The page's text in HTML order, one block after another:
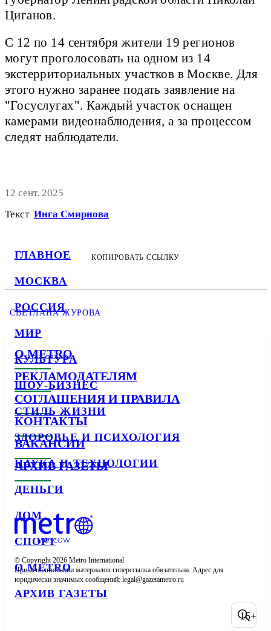
ГЛАВНОЕ
МОСКВА
РОССИЯ
МИР
КУЛЬТУРА
ШОУ-БИЗНЕС
СТИЛЬ ЖИЗНИ
ЗДОРОВЬЕ И ПСИХОЛОГИЯ
НАУКА И ТЕХНОЛОГИИ
ДЕНЬГИ
ДОМ
СПОРТ
О METRO
АРХИВ ГАЗЕТЫ
Циганов.
С 12 по 14 сентября жители 19 регионов
могут проголосовать на одном из 14
экстерриториальных участков в Москве. Для
этого нужно заранее подать заявление на
"Госуслугах". Каждый участок оснащен
камерами видеонаблюдения, а за процессом
следят наблюдатели.
12 сент. 2025
Текст Инга Смирнова
КОПИРОВАТЬ ССЫЛКУ
СВЕТЛАНА ЖУРОВА
О METRO
РЕКЛАМОДАТЕЛЯМ
СОГЛАШЕНИЯ И ПРАВИЛА
КОНТАКТЫ
ВАКАНСИИ
АРХИВ ГАЗЕТЫ
© Copyright 2026 Metro International
При использовании материалов гиперссылка обязательна. Адрес для
юридически значимых сообщений:
16+